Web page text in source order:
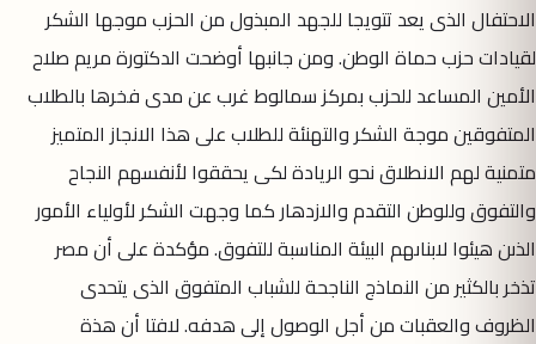
الاحتفال الذى يعد تتويجا للجهد المبذول من الحزب موجها الشكر
لقيادات حزب حماة الوطن. ومن جانبها أوضحت الدكتورة مريم صلاح
الأمين المساعد للحزب بمركز سمالوط غرب عن مدى فخرها بالطلاب
المتفوقين موجة الشكر والتهنئة للطلاب على هذا الانجاز المتميز
متمنية لهم الانطلاق نحو الريادة لكى يحققوا لأنفسهم النجاح
والتفوق وللوطن التقدم والازدهار كما وجهت الشكر لأولياء الأمور
الذىن هيئوا لابناىهم البيئة المناسبة للتفوق. مؤكدة على أن مصر
تذخر بالكثير من النماذج الناجحة للشباب المتفوق الذى يتحدى
الظروف والعقبات من أجل الوصول إلى هدفه. لافتا أن هذة